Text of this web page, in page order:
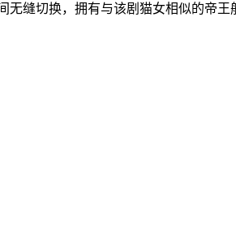
缝切换，拥有与该剧猫女相似的帝王